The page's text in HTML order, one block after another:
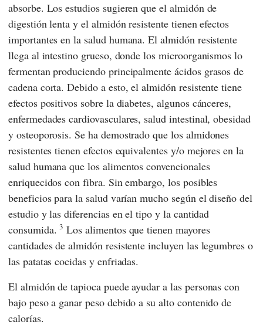
absorbe. Los estudios sugieren que el almidón de
digestión lenta y el almidón resistente tienen efectos
importantes en la salud humana. El almidón resistente
llega al intestino grueso, donde los microorganismos lo
fermentan produciendo principalmente ácidos grasos de
cadena corta. Debido a esto, el almidón resistente tiene
efectos positivos sobre la diabetes, algunos cánceres,
enfermedades cardiovasculares, salud intestinal, obesidad
y osteoporosis. Se ha demostrado que los almidones
resistentes tienen efectos equivalentes y/o mejores en la
salud humana que los alimentos convencionales
enriquecidos con fibra. Sin embargo, los posibles
beneficios para la salud varían mucho según el diseño del
estudio y las diferencias en el tipo y la cantidad
consumida.3 Los alimentos que tienen mayores
cantidades de almidón resistente incluyen las legumbres o
las patatas cocidas y enfriadas.
El almidón de tapioca puede ayudar a las personas con
bajo peso a ganar peso debido a su alto contenido de
calorías.